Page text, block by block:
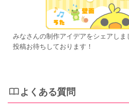
みなさんの制作アイデアをシェアし
投稿お待ちしております！
よくある質問